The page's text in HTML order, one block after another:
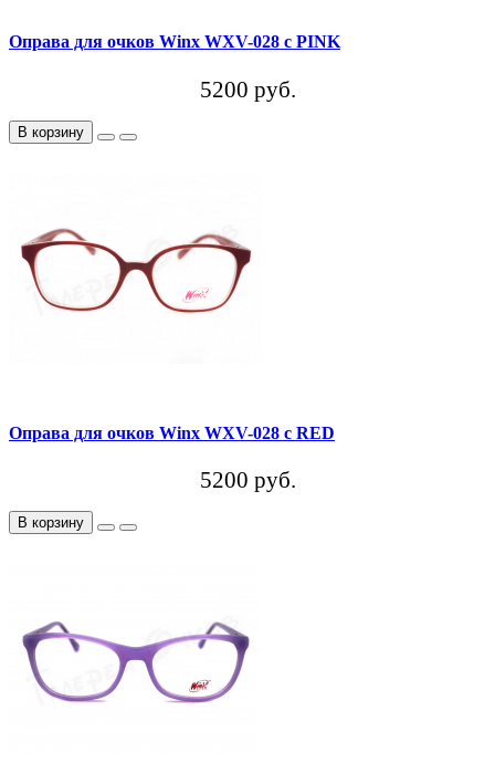
Оправа для очков Winx WXV-028 c PINK
5200 руб.
В корзину
Оправа для очков Winx WXV-028 c RED
5200 руб.
В корзину